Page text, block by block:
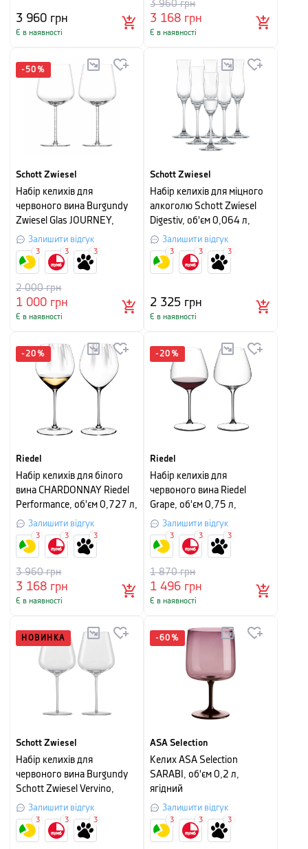
3 960 грн
Є в наявності
3 168 грн
3 960грн
Є в наявності
-50 %
Schott Zwiesel
Набір келихів для
червоного вина Burgundy
Zwiesel Glas JOURNEY,
об'єм 0,805 л, прозорий, 2
штуки
Залишити відгук
1 000 грн
2 000грн
Є в наявності
3 3 3
Schott Zwiesel
Набір келихів для міцного
алкоголю Schott Zwiesel
Digestiv, об'єм 0,064 л,
прозорий, 6 штук
Залишити відгук
2 325 грн
Є в наявності
3 3 3
-20 %
Riedel
Набір келихів для білого
вина CHARDONNAY Riedel
Performance, об'єм 0,727 л,
прозорий, 2 штуки
Залишити відгук
3 168 грн
3 960грн
Є в наявності
3 3 3
-20 %
Riedel
Набір келихів для
червоного вина Riedel
Grape, об'єм 0,75 л,
прозорий, 2 шт
Залишити відгук
1 496 грн
1 870грн
Є в наявності
3 3 3
НОВИНКА
Schott Zwiesel
Набір келихів для
червоного вина Burgundy
Schott Zwiesel Vervino,
об'єм 0,955 л, прозорий, 2
шт
Залишити відгук
3 3 3
-60 %
ASA Selection
Келих ASA Selection
SARABI, об'єм 0,2 л,
ягідний
Залишити відгук
3 3 3